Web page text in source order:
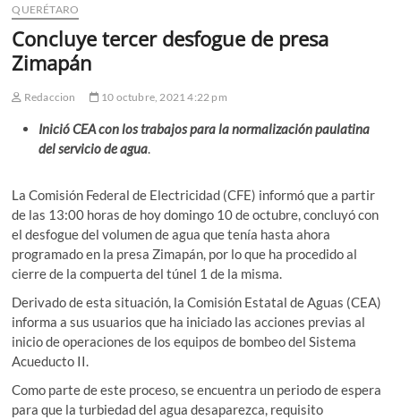
QUERÉTARO
Concluye tercer desfogue de presa
Zimapán
Redaccion 10 octubre, 2021 4:22 pm
Inició CEA con los trabajos para la normalización paulatina
del servicio de agua.
La Comisión Federal de Electricidad (CFE) informó que a partir
de las 13:00 horas de hoy domingo 10 de octubre, concluyó con
el desfogue del volumen de agua que tenía hasta ahora
programado en la presa Zimapán, por lo que ha procedido al
cierre de la compuerta del túnel 1 de la misma.
Derivado de esta situación, la Comisión Estatal de Aguas (CEA)
informa a sus usuarios que ha iniciado las acciones previas al
inicio de operaciones de los equipos de bombeo del Sistema
Acueducto II.
Como parte de este proceso, se encuentra un periodo de espera
para que la turbiedad del agua desaparezca, requisito